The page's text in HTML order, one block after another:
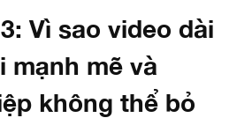
Vì sao video dài
mạnh mẽ và
không thể bỏ